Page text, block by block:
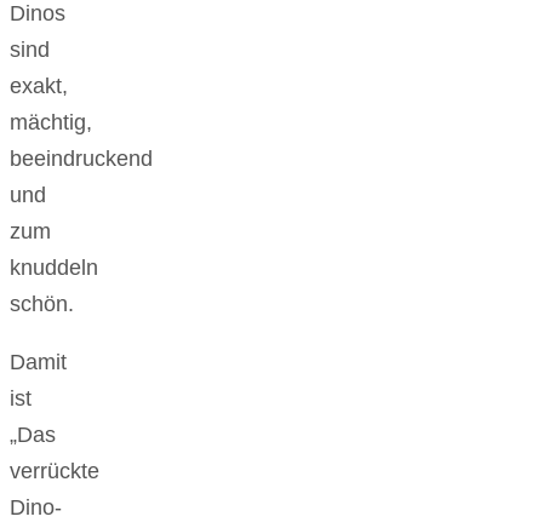
Dinos
sind
exakt,
mächtig,
beeindruckend
und
zum
knuddeln
schön.
Damit
ist
„Das
verrückte
Dino-